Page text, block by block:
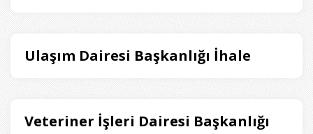
Ulaşım Dairesi Başkanlığı İhale
Veteriner İşleri Dairesi Başkanlığı